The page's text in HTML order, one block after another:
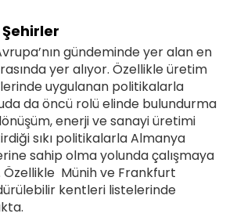
gündeminde yer alan en
yer alıyor. Özellikle üretim
uygulanan politikalarla
da öncü rolü elinde bulundurma
enerji ve sanayi üretimi
sıkı politikalarla Almanya
sahip olma yolunda çalışmaya
Münih ve Frankfurt
kentleri listelerinde